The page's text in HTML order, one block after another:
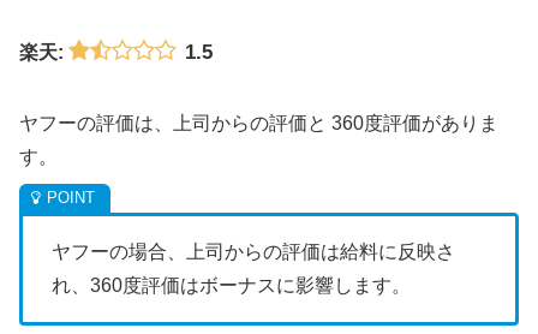
楽天: 1.5
ヤフーの評価は、上司からの評価と 360度評価がありま
す。
ヤフーの場合、上司からの評価は給料に反映さ
れ、360度評価はボーナスに影響します。